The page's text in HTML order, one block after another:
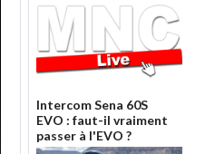
Intercom Sena 60S
EVO : faut-il vraiment
passer à l'EVO ?